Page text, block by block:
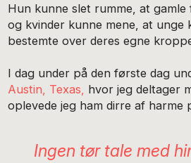
Hun kunne slet rumme, at
og kvinder kunne mene, at unge
bestemte over deres egne
I dag under på den første dag
Austin, Texas, hvor jeg deltager
oplevede jeg ham dirre af harme
Ingen tør tale med